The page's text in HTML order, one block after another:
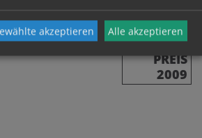
SOLI
PREIS
2009
akzeptieren Alle akzeptieren